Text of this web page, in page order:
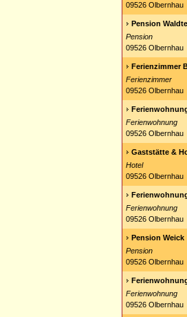
09526 Olbernhau
Pension
Pension
09526 Olbernhau
Ferienzimmer
Ferienzimmer
09526 Olbernhau
Ferienwohnung
09526 Olbernhau
Gaststätte &
Hotel
09526 Olbernhau
Ferienwohnung
09526 Olbernhau
Pension Weick
Pension
09526 Olbernhau
Ferienwohnung
09526 Olbernhau